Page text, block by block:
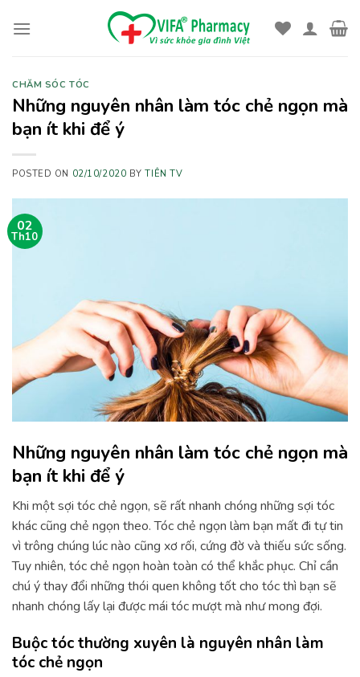
CHĂM SÓC TÓC
Những nguyên nhân làm tóc chẻ ngọn mà
bạn ít khi để ý
POSTED ON 02/10/2020 BYTIÊN TV
02
Th10
Những nguyên nhân làm tóc chẻ ngọn mà
bạn ít khi để ý
Khi một sợi tóc chẻ ngọn, sẽ rất nhanh chóng những sợi tóc
khác cũng chẻ ngọn theo. Tóc chẻ ngọn làm bạn mất đi tự tin
vì trông chúng lúc nào cũng xơ rối, cứng đờ và thiếu sức sống.
Tuy nhiên, tóc chẻ ngọn hoàn toàn có thể khắc phục. Chỉ cần
chú ý thay đổi những thói quen không tốt cho tóc thì bạn sẽ
nhanh chóng lấy lại được mái tóc mượt mà như mong đợi.
Buộc tóc thường xuyên là nguyên nhân làm
tóc chẻ ngọn